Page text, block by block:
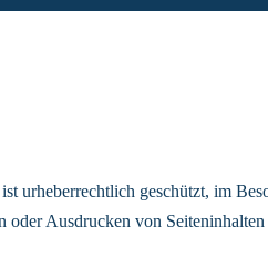
urheberrechtlich geschützt, im
oder Ausdrucken von